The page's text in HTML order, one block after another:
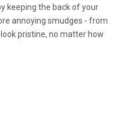
keeping the back of your
annoying smudges - from
pristine, no matter how